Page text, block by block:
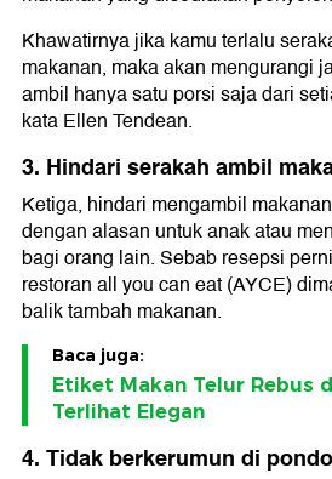
Khawatirnya jika kamu terlalu
makanan, maka akan mengurangi
ambil hanya satu porsi saja dari
kata Ellen Tendean.
3. Hindari serakah ambil
Ketiga, hindari mengambil
dengan alasan untuk anak atau
bagi orang lain. Sebab resepsi
restoran all you can eat (AYCE)
balik tambah makanan.
Baca juga:
Etiket Makan Telur Rebus
Terlihat Elegan
4. Tidak berkerumun di